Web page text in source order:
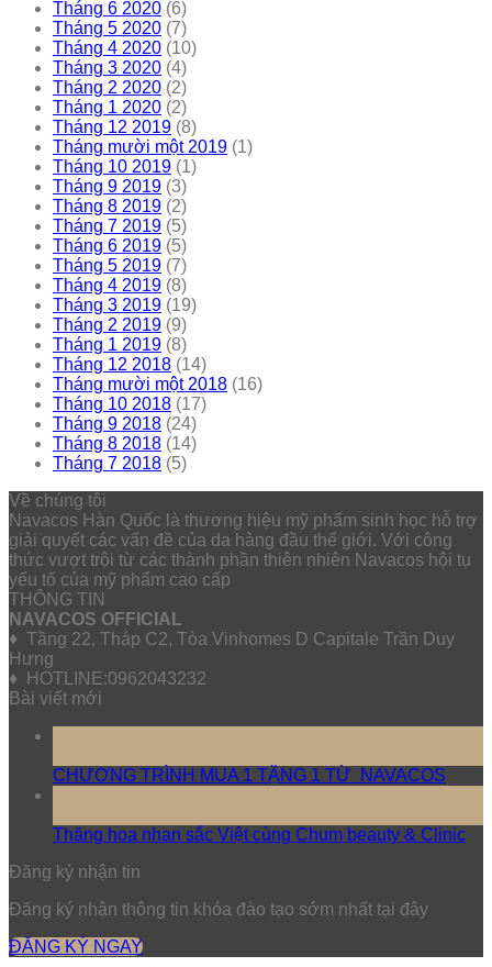
Tháng 6 2020 (6)
Tháng 5 2020 (7)
Tháng 4 2020 (10)
Tháng 3 2020 (4)
Tháng 2 2020 (2)
Tháng 1 2020 (2)
Tháng 12 2019 (8)
Tháng mười một 2019 (1)
Tháng 10 2019 (1)
Tháng 9 2019 (3)
Tháng 8 2019 (2)
Tháng 7 2019 (5)
Tháng 6 2019 (5)
Tháng 5 2019 (7)
Tháng 4 2019 (8)
Tháng 3 2019 (19)
Tháng 2 2019 (9)
Tháng 1 2019 (8)
Tháng 12 2018 (14)
Tháng mười một 2018 (16)
Tháng 10 2018 (17)
Tháng 9 2018 (24)
Tháng 8 2018 (14)
Tháng 7 2018 (5)
Về chúng tôi
Navacos Hàn Quốc là thương hiệu mỹ phẩm sinh học hỗ trợ
giải quyết các vấn đề của da hàng đầu thế giới. Với công
thức vượt trội từ các thành phần thiên nhiên Navacos hội tụ
yếu tố của mỹ phẩm cao cấp
THÔNG TIN
NAVACOS OFFICIAL
♦ Tầng 22, Tháp C2, Tòa Vinhomes D Capitale Trần Duy
Hưng
♦ HOTLINE:0962043232
Bài viết mới
CHƯƠNG TRÌNH MUA 1 TẶNG 1 TỪ NAVACOS
Thăng hoa nhan sắc Việt cùng Chum beauty & Clinic
Đăng ký nhận tin
Đăng ký nhận thông tin khóa đào tạo sớm nhất tại đây
ĐĂNG KÝ NGAY